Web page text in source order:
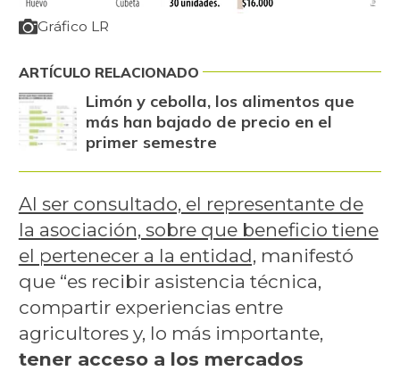
Gráfico LR
ARTÍCULO RELACIONADO
Limón y cebolla, los alimentos que
más han bajado de precio en el
primer semestre
Al ser consultado, el representante de
la asociación, sobre que beneficio tiene
el pertenecer a la entidad, manifestó
que “es recibir asistencia técnica,
compartir experiencias entre
agricultores y, lo más importante,
tener acceso a los mercados